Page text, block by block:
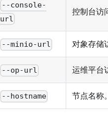
--console-
url
控制台访
--minio-url 对象存储
--op-url 运维平台
--hostname 节点名称。